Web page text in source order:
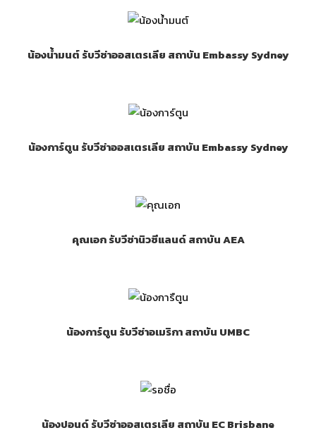
น้องน้ำมนต์ รับวีซ่าออสเตรเลีย สถาบัน Embassy Sydney
น้องการ์ตูน รับวีซ่าออสเตรเลีย สถาบัน Embassy Sydney
คุณเอก รับวีซ่านิวซีแลนด์ สถาบัน AEA
น้องการ์ตูน รับวีซ่าอเมริกา สถาบัน UMBC
น้องปอนด์ รับวีซ่าออสเตรเลีย สถาบัน EC Brisbane